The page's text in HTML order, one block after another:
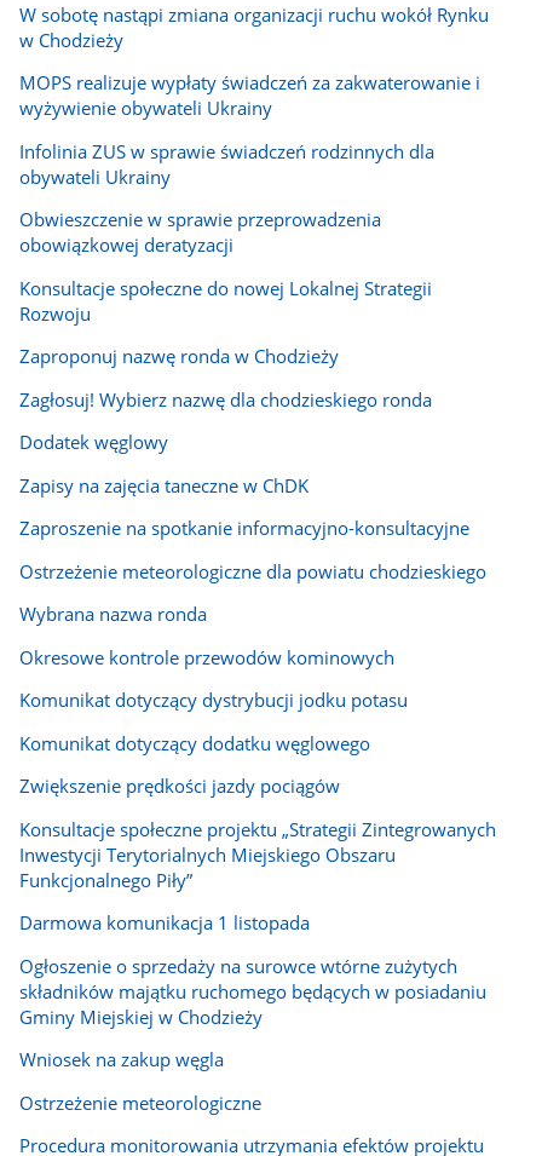
W sobotę nastąpi zmiana organizacji ruchu wokół Rynku
w Chodzieży
MOPS realizuje wypłaty świadczeń za zakwaterowanie i
wyżywienie obywateli Ukrainy
Infolinia ZUS w sprawie świadczeń rodzinnych dla
obywateli Ukrainy
Obwieszczenie w sprawie przeprowadzenia
obowiązkowej deratyzacji
Konsultacje społeczne do nowej Lokalnej Strategii
Rozwoju
Zaproponuj nazwę ronda w Chodzieży
Zagłosuj! Wybierz nazwę dla chodzieskiego ronda
Dodatek węglowy
Zapisy na zajęcia taneczne w ChDK
Zaproszenie na spotkanie informacyjno-konsultacyjne
Ostrzeżenie meteorologiczne dla powiatu chodzieskiego
Wybrana nazwa ronda
Okresowe kontrole przewodów kominowych
Komunikat dotyczący dystrybucji jodku potasu
Komunikat dotyczący dodatku węglowego
Zwiększenie prędkości jazdy pociągów
Konsultacje społeczne projektu „Strategii Zintegrowanych
Inwestycji Terytorialnych Miejskiego Obszaru
Funkcjonalnego Piły”
Darmowa komunikacja 1 listopada
Ogłoszenie o sprzedaży na surowce wtórne zużytych
składników majątku ruchomego będących w posiadaniu
Gminy Miejskiej w Chodzieży
Wniosek na zakup węgla
Ostrzeżenie meteorologiczne
Procedura monitorowania utrzymania efektów projektu